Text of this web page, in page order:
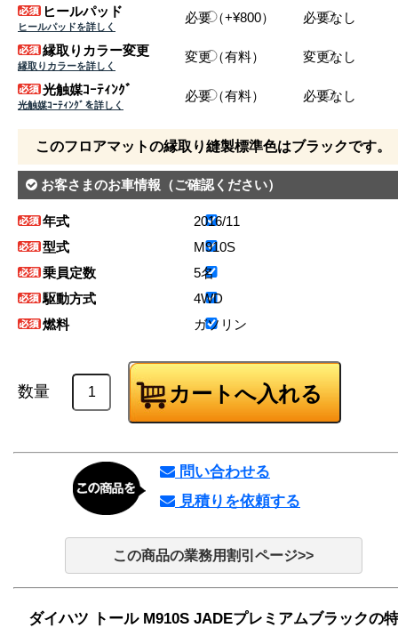
ヒールパッド
ヒールパッドを詳しく
必要（+¥800） 必要なし
縁取りカラー変更
縁取りカラーを詳しく
変更（有料） 変更なし
光触媒ｺｰﾃｨﾝｸﾞ
光触媒ｺｰﾃｨﾝｸﾞを詳しく
必要（有料） 必要なし
このフロアマットの縁取り縫製標準色はブラックです。
お客さまのお車情報 （ご確認ください）
年式
2016/11
型式
M910S
乗員定数
5名
駆動方式
4WD
燃料
ガソリン
数量
問い合わせる
見積りを依頼する
この商品の業務用割引ページ>>
ダイハツ トール M910S JADEプレミアムブラックの特